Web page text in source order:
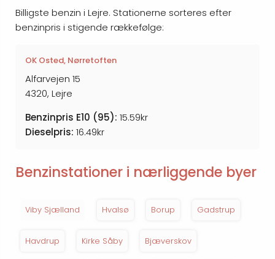
Billigste benzin i Lejre. Stationerne sorteres efter
benzinpris i stigende rækkefølge:
OK Osted, Nørretoften
Alfarvejen 15
4320, Lejre
Benzinpris E10 (95): 15.59kr
Dieselpris: 16.49kr
Benzinstationer i nærliggende byer
Viby Sjælland Hvalsø Borup Gadstrup
Havdrup Kirke Såby Bjæverskov